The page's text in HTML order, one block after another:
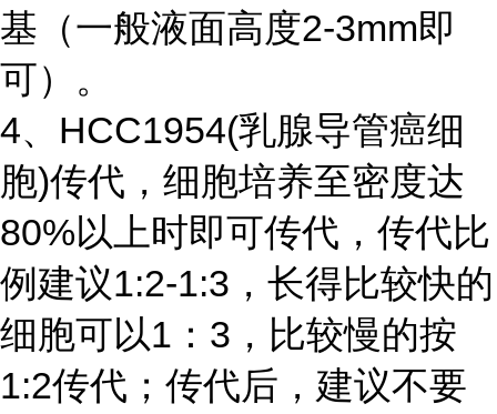
基（一般液面高度2-3mm即
可）。
4、HCC1954(乳腺导管癌细
胞)传代，细胞培养至密度达
80%以上时即可传代，传代比
例建议1:2-1:3，长得比较快的
细胞可以1：3，比较慢的按
1:2传代；传代后，建议不要